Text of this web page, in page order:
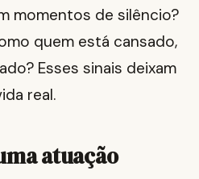
momentos de silêncio?
quem está cansado,
Esses sinais deixam
real.
atuação